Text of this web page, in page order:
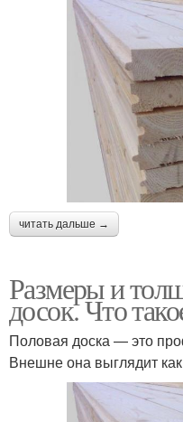
читать дальше →
Размеры и
досок. Что
Половая доска — это
Внешне она выглядит